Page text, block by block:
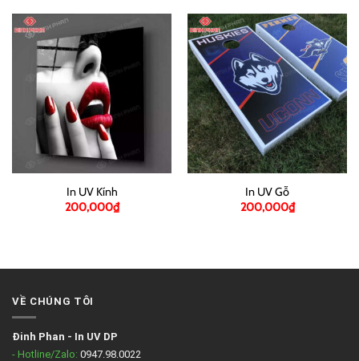
In UV Kính
200,000₫
In UV Gỗ
200,000₫
VỀ CHÚNG TÔI
Đinh Phan - In UV DP
- Hotline/Zalo: 0947.98.0022